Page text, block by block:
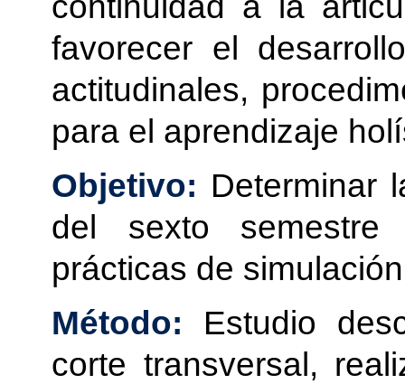
favorecer el
actitudinales,
para el aprendizaje
Objetivo: Determinar
del sexto
prácticas de
Método: Estudio
corte transversal,